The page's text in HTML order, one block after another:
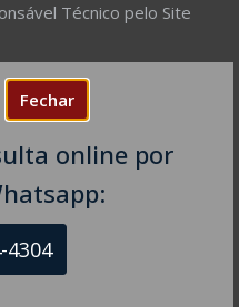
Fechar
online por
4304
Técnico pelo Site
cada vez mais
para a gestão da saúde
excelência,
Destinado ao
– SP